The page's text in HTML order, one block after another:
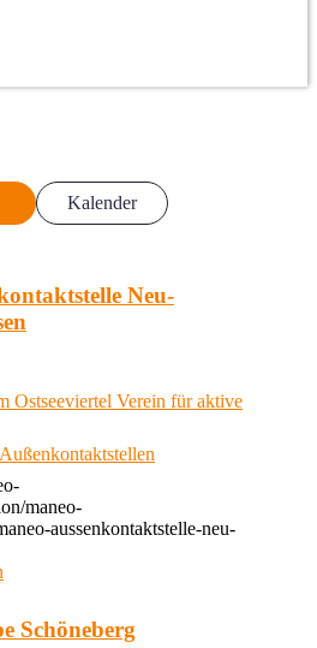
Kalender
Neu-
Ostseeviertel Verein für aktive
maneo-
aussenkontaktstelle-neu-
Schöneberg